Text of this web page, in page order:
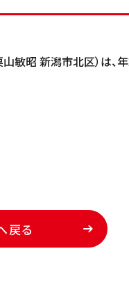
昭 新潟市北区）は、
戻る